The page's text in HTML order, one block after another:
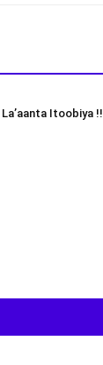
Itoobiya !!